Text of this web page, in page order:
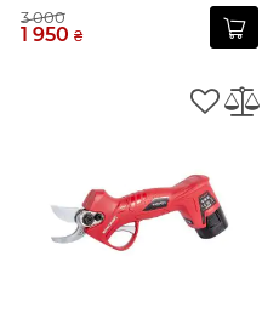
3 000
1 950 ₴